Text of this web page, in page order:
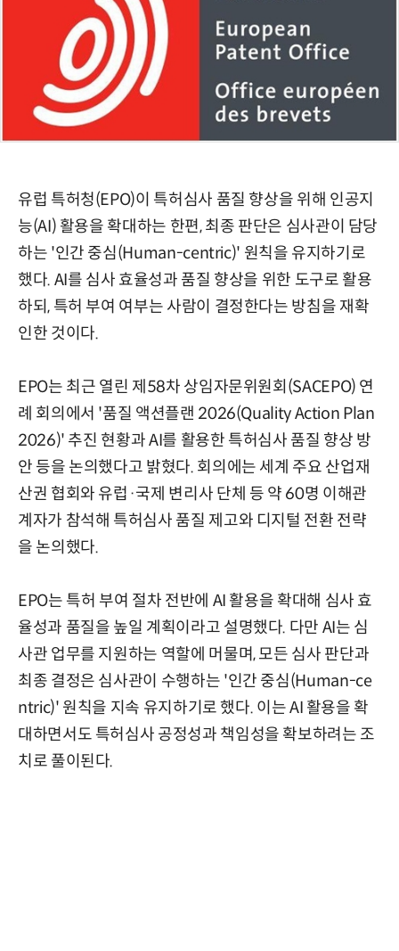
유럽 특허청(EPO)이 특허심사 품질 향상을 위해 인공지
능(AI) 활용을 확대하는 한편, 최종 판단은 심사관이 담당
하는 '인간 중심(Human-centric)' 원칙을 유지하기로
했다. AI를 심사 효율성과 품질 향상을 위한 도구로 활용
하되, 특허 부여 여부는 사람이 결정한다는 방침을 재확
인한 것이다.
EPO는 최근 열린 제58차 상임자문위원회(SACEPO) 연
례 회의에서 '품질 액션플랜 2026(Quality Action Plan
2026)' 추진 현황과 AI를 활용한 특허심사 품질 향상 방
안 등을 논의했다고 밝혔다. 회의에는 세계 주요 산업재
산권 협회와 유럽·국제 변리사 단체 등 약 60명 이해관
계자가 참석해 특허심사 품질 제고와 디지털 전환 전략
을 논의했다.
EPO는 특허 부여 절차 전반에 AI 활용을 확대해 심사 효
율성과 품질을 높일 계획이라고 설명했다. 다만 AI는 심
사관 업무를 지원하는 역할에 머물며, 모든 심사 판단과
최종 결정은 심사관이 수행하는 '인간 중심(Human-ce
ntric)' 원칙을 지속 유지하기로 했다. 이는 AI 활용을 확
대하면서도 특허심사 공정성과 책임성을 확보하려는 조
치로 풀이된다.